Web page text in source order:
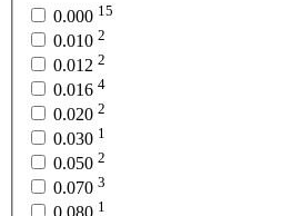
0.000 15
0.010 2
0.012 2
0.016 4
0.020 2
0.030 1
0.050 2
0.070 3
0.080 1